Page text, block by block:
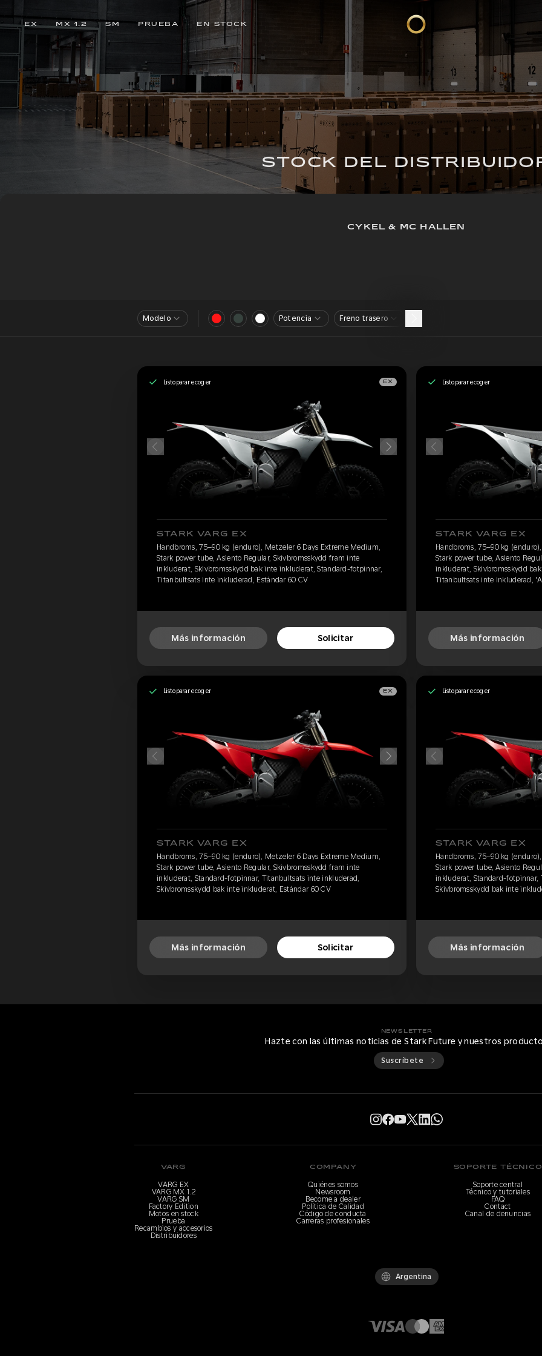
EX MX 1.2 SM PRUEBA EN STOCK
STOCK DEL
CYKEL & MC HALLEN
Modelo Potencia Freno trasero
Listo para recoger EX
STARK VARG EX
Handbroms, 75–90 kg (enduro), Metzeler 6 Days Extreme Medium,
Stark power tube, Asiento Regular, Skivbromsskydd fram inte
inkluderat, Skivbromsskydd bak inte inkluderat, Standard-fotpinnar,
Titanbultsats inte inkluderad, Estándar 60 CV
Más información Solicitar
Listo para recoger
STARK VARG EX
Handbroms, 75–90 kg
Stark power tube, Asiento
inkluderat, Skivbromsskydd
Titanbultsats inte inkluderad,
Más información
Listo para recoger EX
STARK VARG EX
Handbroms, 75–90 kg (enduro), Metzeler 6 Days Extreme Medium,
Stark power tube, Asiento Regular, Skivbromsskydd fram inte
inkluderat, Standard-fotpinnar, Titanbultsats inte inkluderad,
Skivbromsskydd bak inte inkluderat, Estándar 60 CV
Más información Solicitar
Listo para recoger
STARK VARG EX
Handbroms, 75–90 kg
Stark power tube, Asiento
inkluderat, Standard-
Skivbromsskydd bak inte
Más información
NEWSLETTER
Hazte con las últimas noticias de Stark Future y nuestros
Suscríbete
VARG
VARG EX
VARG MX 1.2
VARG SM
Factory Edition
Motos en stock
Prueba
Recambios y accesorios
Distribuidores
COMPANY
Quiénes somos
Newsroom
Become a dealer
Política de Calidad
Código de conducta
Carreras profesionales
SOPORTE TÉCNICO
Soporte central
Técnico y tutoriales
FAQ
Contact
Canal de denuncias
Argentina